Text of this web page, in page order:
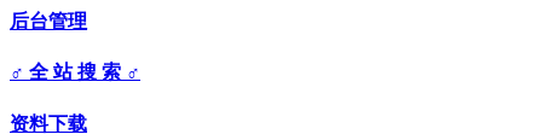
后台管理
♂ 全 站 搜 索 ♂
资料下载